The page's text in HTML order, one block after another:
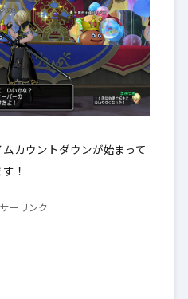
カウントダウンが始まって
！
ーリンク